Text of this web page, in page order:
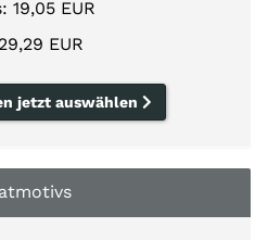
19,05 EUR
EUR
jetzt auswählen